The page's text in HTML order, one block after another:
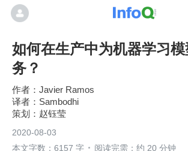
如何在生产中为机器学习
务？
Javier Ramos
Sambodhi
赵钰莹
2020-08-03
本文字数：6157 字
阅读完需：约 20 分钟